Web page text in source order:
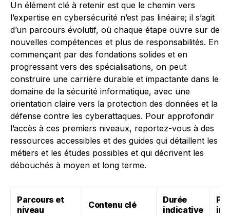
Un élément clé à retenir est que le chemin vers
l’expertise en cybersécurité n’est pas linéaire; il s’agit
d’un parcours évolutif, où chaque étape ouvre sur de
nouvelles compétences et plus de responsabilités. En
commençant par des fondations solides et en
progressant vers des spécialisations, on peut
construire une carrière durable et impactante dans le
domaine de la sécurité informatique, avec une
orientation claire vers la protection des données et la
défense contre les cyberattaques. Pour approfondir
l’accès à ces premiers niveaux, reportez-vous à des
ressources accessibles et des guides qui détaillent les
métiers et les études possibles et qui décrivent les
débouchés à moyen et long terme.
Parcours et
niveau
Contenu clé
Durée
indicative